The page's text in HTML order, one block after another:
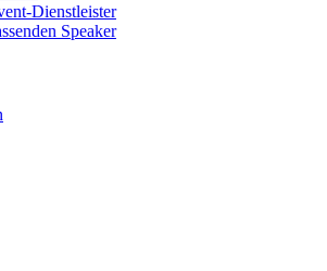
Dienstleister
Speaker